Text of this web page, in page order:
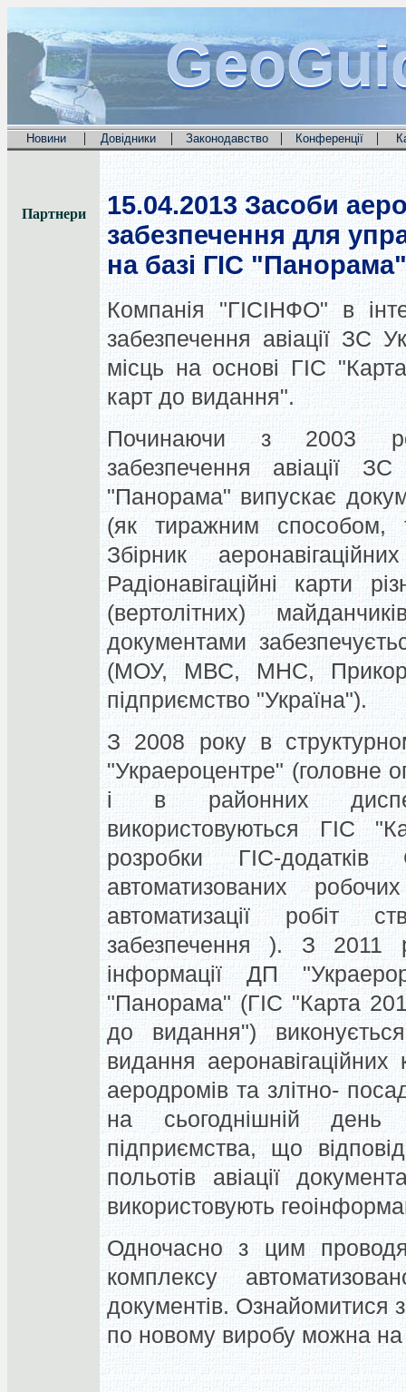
Новини | Довідники | Законодавство | Конференції |
Партнери 15.04.2013 Засоби
забезпечення для
на базі ГІС "Панорама"
Компанія "ГІСІНФО" в
забезпечення авіації ЗС
місць на основі ГІС
карт до видання".
Починаючи з 2003
забезпечення авіації
"Панорама" випускає
(як тиражним способом,
Збірник
Радіонавігаційні карти
(вертолітних)
документами
(МОУ, МВС, МНС,
підприємство "Україна").
З 2008 року в
"Украероцентре" (головне
і в районних
використовуються ГІС
розробки ГІС-
автоматизованих
автоматизації робіт
забезпечення ). З 2011
інформації ДП
"Панорама" (ГІС "Карта
до видання")
видання аеронавігаційних
аеродромів та злітно-
на сьогоднішній день
підприємства, що
польотів авіації
використовують
Одночасно з цим
комплексу
документів. Ознайомитися
по новому виробу можна на